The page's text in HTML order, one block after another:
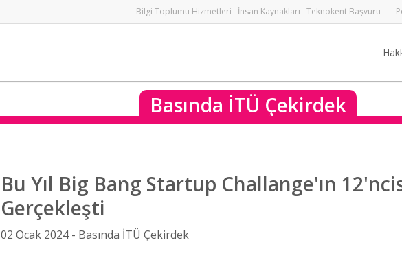
Bilgi Toplumu Hizmetleri İnsan Kaynakları Teknokent Başvuru -
Basında İTÜ Çekirdek
Bu Yıl Big Bang Startup Challange'ın
Gerçekleşti
02 Ocak 2024 - Basında İTÜ Çekirdek